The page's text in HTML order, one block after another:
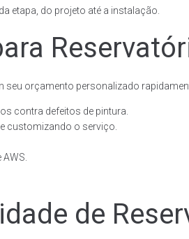
etapa, do projeto até a instalação.
seu orçamento personalizado
contra defeitos de pintura.
customizando o serviço.
de